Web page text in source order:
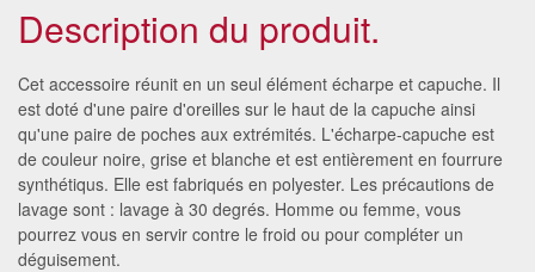
Description du produit.
Cet accessoire réunit en un seul élément écharpe et capuche. Il
est doté d'une paire d'oreilles sur le haut de la capuche ainsi
qu'une paire de poches aux extrémités. L'écharpe-capuche est
de couleur noire, grise et blanche et est entièrement en fourrure
synthétiqus. Elle est fabriqués en polyester. Les précautions de
lavage sont : lavage à 30 degrés. Homme ou femme, vous
pourrez vous en servir contre le froid ou pour compléter un
déguisement.